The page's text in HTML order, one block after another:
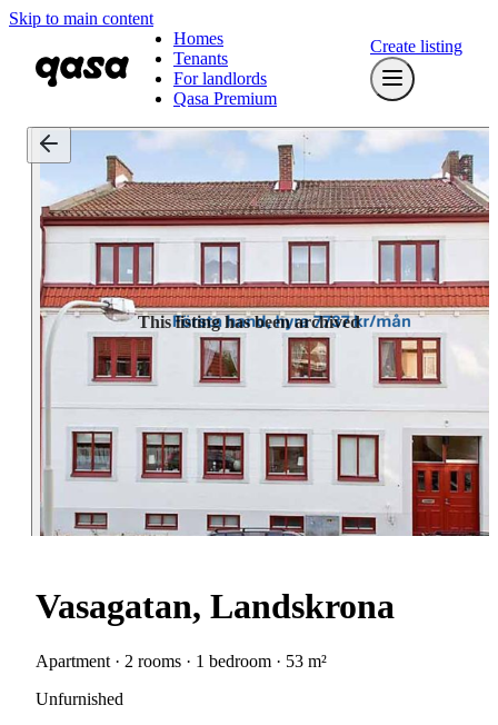
Skip to main content
Homes
Tenants
For landlords
Qasa Premium
Create listing
This listing has been archived
Vasagatan, Landskrona
Apartment · 2 rooms · 1 bedroom · 53 m²
Unfurnished